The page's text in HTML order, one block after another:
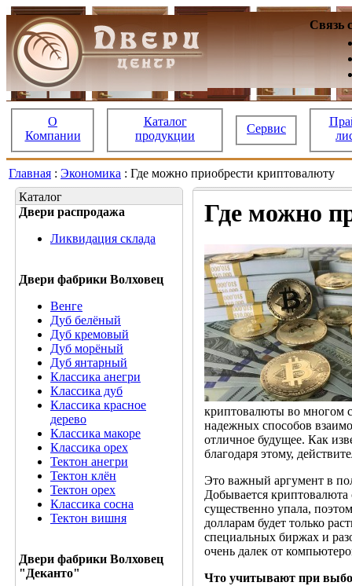
Связь
О
Компании
Каталог
продукции
Сервис
Главная : Экономика : Где можно приобрести криптовалюту
Каталог
Двери распродажа
Ликвидация склада
Двери фабрики Волховец
Венге
Дуб белёный
Дуб кремовый
Дуб морёный
Дуб янтарный
Классика анегри
Классика дуб
Классика красное
дерево
Классика макоре
Классика орех
Тектон анегри
Тектон клён
Тектон орех
Классика сосна
Тектон вишня
Двери фабрики Волховец
"Деканто"
Где можно
криптовалюты во многом
надежных способов
отличное будущее. Как
благодаря этому,
Это важный аргумент в
Добывается
существенно упала,
долларам будет только
специальных биржах и
очень далек от
Что учитывают при